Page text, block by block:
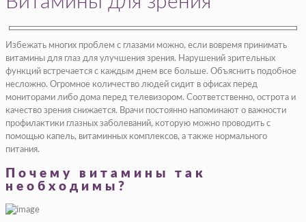
Избежать многих проблем с глазами можно, если вовремя принимать
витамины для глаз для улучшения зрения. Нарушений зрительных
функций встречается с каждым днем все больше. Объяснить подобное
несложно. Огромное количество людей сидит в офисах перед
мониторами либо дома перед телевизором. Соответственно, острота и
качество зрения снижается. Врачи постоянно напоминают о важности
профилактики глазных заболеваний, которую можно проводить с
помощью капель, витаминных комплексов, а также нормального
питания.
Почему витамины так
необходимы?